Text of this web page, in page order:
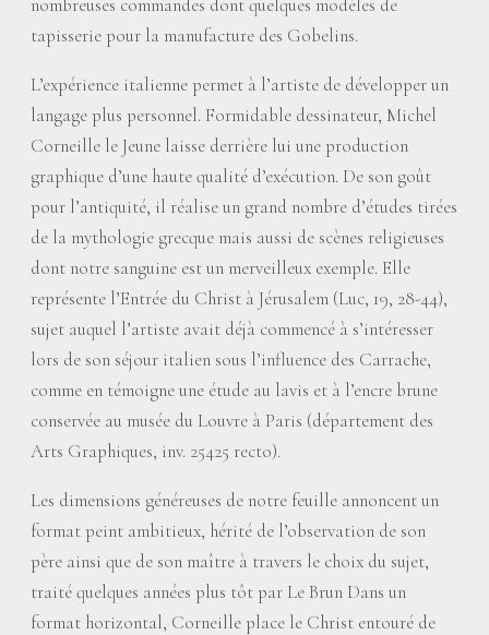
nombreuses commandes dont quelques modèles de
tapisserie pour la manufacture des Gobelins.
L’expérience italienne permet à l’artiste de développer un
langage plus personnel. Formidable dessinateur, Michel
Corneille le Jeune laisse derrière lui une production
graphique d’une haute qualité d’exécution. De son goût
pour l’antiquité, il réalise un grand nombre d’études tirées
de la mythologie grecque mais aussi de scènes religieuses
dont notre sanguine est un merveilleux exemple. Elle
représente l’Entrée du Christ à Jérusalem (Luc, 19, 28-44),
sujet auquel l’artiste avait déjà commencé à s’intéresser
lors de son séjour italien sous l’influence des Carrache,
comme en témoigne une étude au lavis et à l’encre brune
conservée au musée du Louvre à Paris (département des
Arts Graphiques, inv. 25425 recto).
Les dimensions généreuses de notre feuille annoncent un
format peint ambitieux, hérité de l’observation de son
père ainsi que de son maître à travers le choix du sujet,
traité quelques années plus tôt par Le Brun Dans un
format horizontal, Corneille place le Christ entouré de